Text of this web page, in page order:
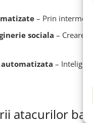
– Prin
sociala –
–
atacurilor